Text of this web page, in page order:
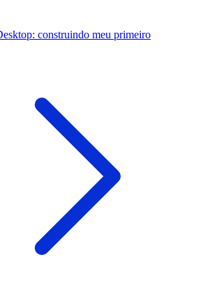
construindo meu primeiro